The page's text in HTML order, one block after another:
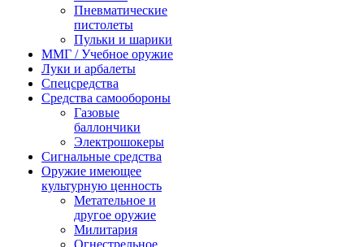
Пневматические
пистолеты
Пульки и шарики
ММГ / Учебное оружие
Луки и арбалеты
Спецсредства
Средства самообороны
Газовые
баллончики
Электрошокеры
Сигнальные средства
Оружие имеющее
культурную ценность
Метательное и
другое оружие
Милитария
Огнестрельное